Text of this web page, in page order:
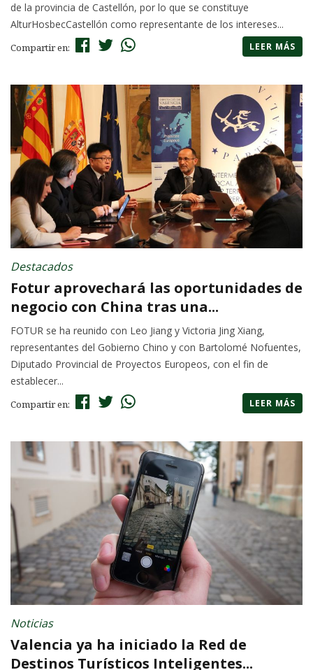
de la provincia de Castellón, por lo que se constituye
AlturHosbecCastellón como representante de los intereses...
Compartir en: LEER MÁS
Destacados
Fotur aprovechará las oportunidades de
negocio con China tras una...
FOTUR se ha reunido con Leo Jiang y Victoria Jing Xiang,
representantes del Gobierno Chino y con Bartolomé Nofuentes,
Diputado Provincial de Proyectos Europeos, con el fin de
establecer...
Compartir en: LEER MÁS
Noticias
Valencia ya ha iniciado la Red de
Destinos Turísticos Inteligentes...